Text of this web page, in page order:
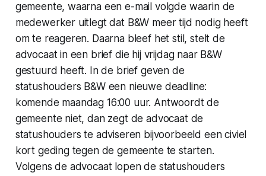
gemeente, waarna een e-mail volgde waarin de
medewerker uitlegt dat B&W meer tijd nodig heeft
om te reageren. Daarna bleef het stil, stelt de
advocaat in een brief die hij vrijdag naar B&W
gestuurd heeft. In de brief geven de
statushouders B&W een nieuwe deadline:
komende maandag 16:00 uur. Antwoordt de
gemeente niet, dan zegt de advocaat de
statushouders te adviseren bijvoorbeeld een civiel
kort geding tegen de gemeente te starten.
Volgens de advocaat lopen de statushouders